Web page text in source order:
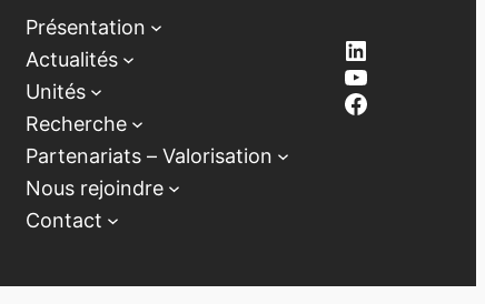
Présentation
Actualités
Unités
Recherche
Partenariats – Valorisation
Nous rejoindre
Contact
LinkedIn
YouTube
Facebook